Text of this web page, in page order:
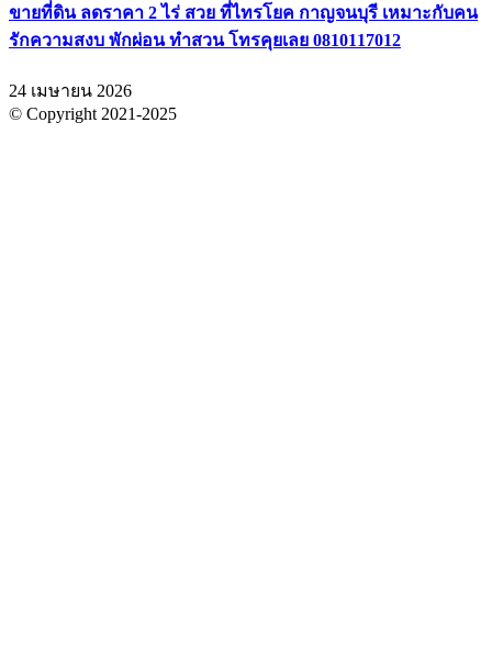
ขายที่ดิน ลดราคา 2 ไร่ สวย ที่ไทรโยค กาญจนบุรี เหมาะกับคน
รักความสงบ พักผ่อน ทำสวน โทรคุยเลย 0810117012
24 เมษายน 2026
© Copyright 2021-2025